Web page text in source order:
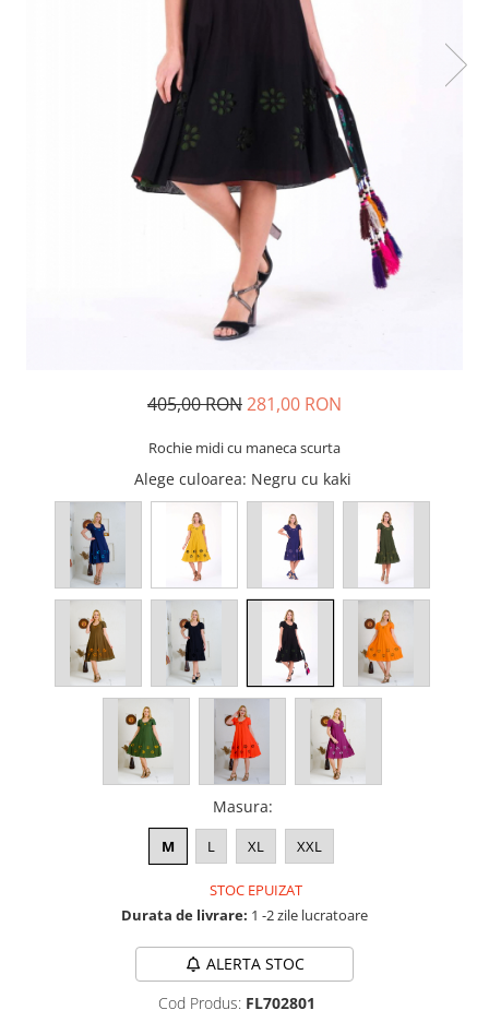
405,00 RON281,00 RON
Rochie midi cu maneca scurta
Alege culoarea: Negru cu kaki
Masura:
M L XL XXL
STOC EPUIZAT
Durata de livrare: 1 -2 zile lucratoare
ALERTA STOC
Cod Produs: FL702801